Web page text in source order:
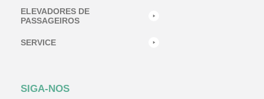
ELEVADORES DE
PASSAGEIROS
SERVICE
SIGA-NOS